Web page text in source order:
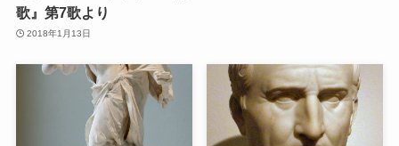
歌』第7歌より
2018年1月13日